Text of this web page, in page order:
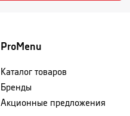
ProMenu
Каталог товаров
Бренды
Акционные предложения